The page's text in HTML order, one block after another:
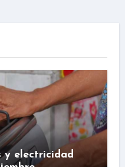
y electricidad